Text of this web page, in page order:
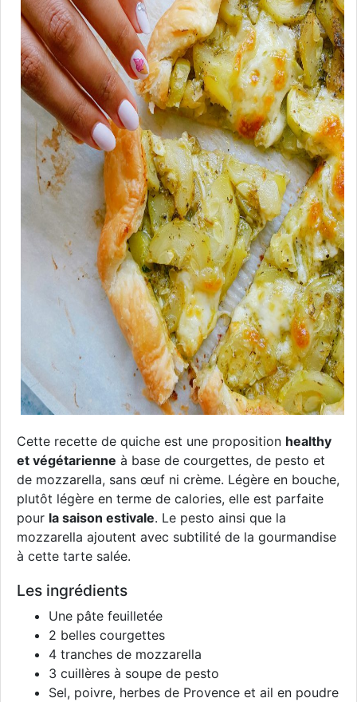
Cette recette de quiche est une proposition healthy
et végétarienne à base de courgettes, de pesto et
de mozzarella, sans œuf ni crème. Légère en bouche,
plutôt légère en terme de calories, elle est parfaite
pour la saison estivale. Le pesto ainsi que la
mozzarella ajoutent avec subtilité de la gourmandise
à cette tarte salée.
Les ingrédients
Une pâte feuilletée
2 belles courgettes
4 tranches de mozzarella
3 cuillères à soupe de pesto
Sel, poivre, herbes de Provence et ail en poudre